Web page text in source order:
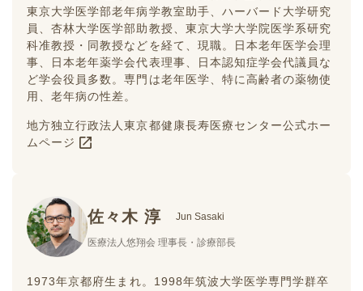
東京大学医学部老年病学教室助手、ハーバード大学研究
員、杏林大学医学部助教授、東京大学大学院医学系研究
科准教授・同教授などを経て、現職。日本老年医学会理
事、日本老年薬学会代表理事、日本認知症学会代議員な
ど学会役員多数。専門は老年医学、特に高齢者の薬物使
用、老年病の性差。
地方独立行政法人東京都健康長寿医療センター公式ホー
ムページ
佐々木 淳 Jun Sasaki
医療法人悠翔会 理事長・診療部長
1973年京都府生まれ。1998年筑波大学医学専門学群卒